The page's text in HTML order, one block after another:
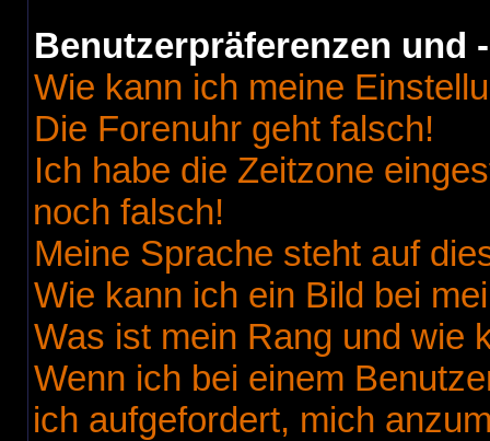
Benutzerpräferenzen und
Wie kann ich meine
Die Forenuhr geht falsch!
Ich habe die Zeitzone
noch falsch!
Meine Sprache steht auf
Wie kann ich ein Bild bei
Was ist mein Rang und wie
Wenn ich bei einem
ich aufgefordert, mich